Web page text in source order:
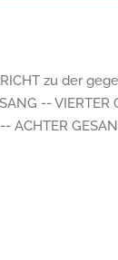
zu der
-- VIERTER
ACHTER